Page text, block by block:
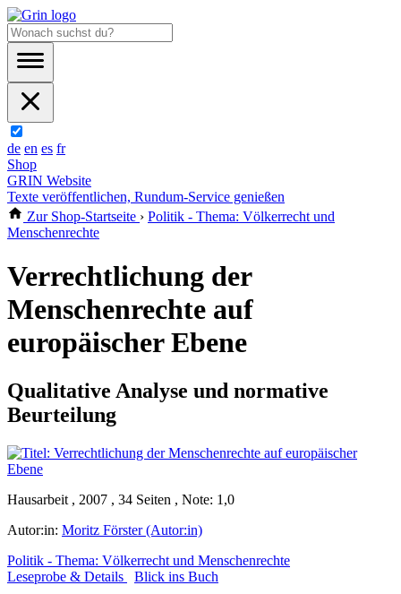
de en es fr
Shop
GRIN Website
Texte veröffentlichen, Rundum-Service genießen
Zur Shop-Startseite › Politik - Thema: Völkerrecht und
Menschenrechte
Verrechtlichung der
Menschenrechte auf
europäischer Ebene
Qualitative Analyse und normative
Beurteilung
Hausarbeit , 2007 , 34 Seiten , Note: 1,0
Autor:in: Moritz Förster (Autor:in)
Politik - Thema: Völkerrecht und Menschenrechte
Leseprobe & Details
Blick ins Buch